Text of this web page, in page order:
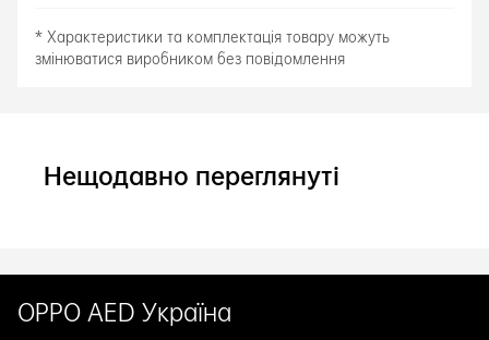
* Характеристики та комплектація товару можуть
змінюватися виробником без повідомлення
Нещодавно переглянуті
OPPO AED Україна